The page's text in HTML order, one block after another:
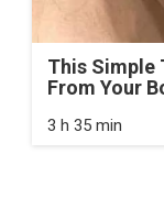
This Simple
From Your
3 h 35 min